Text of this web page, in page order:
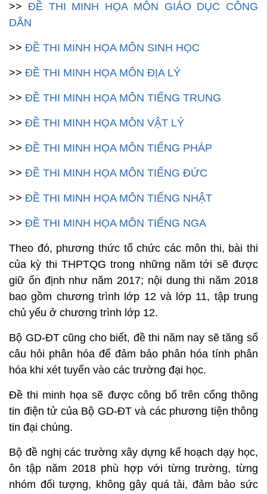
>> ĐỀ THI MINH HỌA MÔN GIÁO DỤC CÔNG
DÂN
>> ĐỀ THI MINH HỌA MÔN SINH HỌC
>> ĐỀ THI MINH HỌA MÔN ĐỊA LÝ
>> ĐỀ THI MINH HỌA MÔN TIẾNG TRUNG
>> ĐỀ THI MINH HỌA MÔN VẬT LÝ
>> ĐỀ THI MINH HỌA MÔN TIẾNG PHÁP
>> ĐỀ THI MINH HỌA MÔN TIẾNG ĐỨC
>> ĐỀ THI MINH HỌA MÔN TIẾNG NHẬT
>> ĐỀ THI MINH HỌA MÔN TIẾNG NGA
Theo đó, phương thức tổ chức các môn thi, bài thi
của kỳ thi THPTQG trong những năm tới sẽ được
giữ ổn định như năm 2017; nội dung thi năm 2018
bao gồm chương trình lớp 12 và lớp 11, tập trung
chủ yếu ở chương trình lớp 12.
Bộ GD-ĐT cũng cho biết, đề thi năm nay sẽ tăng số
câu hỏi phân hóa để đảm bảo phân hóa tính phân
hóa khi xét tuyển vào các trường đại học.
Đề thi minh họa sẽ được công bố trên cổng thông
tin điện tử của Bộ GD-ĐT và các phương tiện thông
tin đại chúng.
Bộ đề nghị các trường xây dựng kế hoạch dạy học,
ôn tập năm 2018 phù hợp với từng trường, từng
nhóm đối tượng, không gây quá tải, đảm bảo sức